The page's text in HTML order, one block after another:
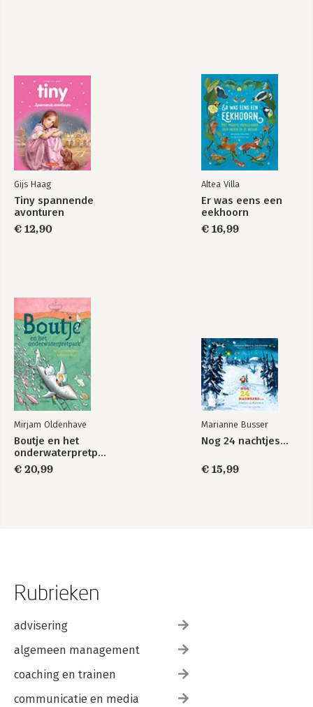
Gijs Haag
Tiny spannende
avonturen
€ 12,90
Altea Villa
Er was eens een
eekhoorn
€ 16,99
Mirjam Oldenhave
Boutje en het
onderwaterpretpark
€ 20,99
Marianne Busser
Nog 24 nachtjes…
€ 15,99
Rubrieken
advisering
algemeen management
coaching en trainen
communicatie en media